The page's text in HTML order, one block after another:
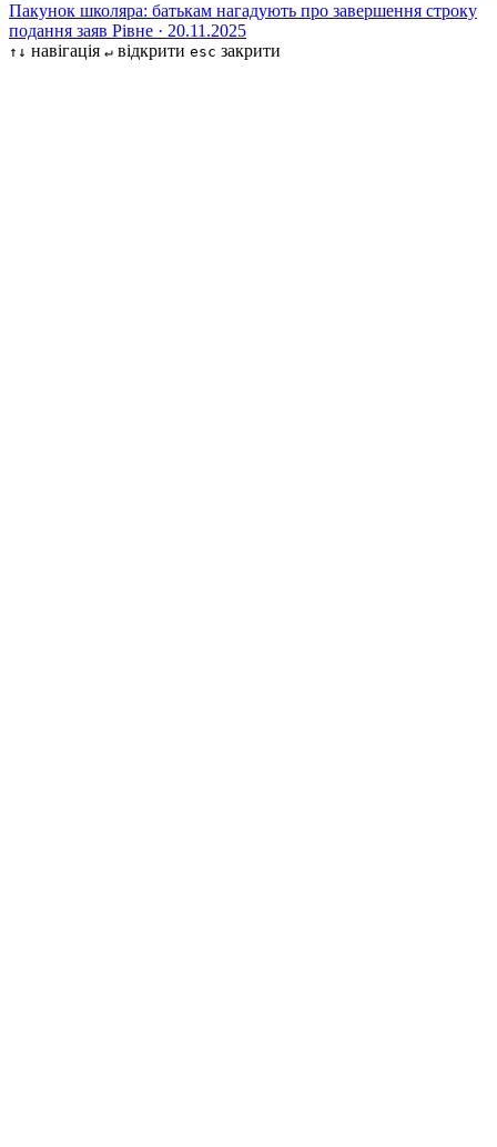
Пакунок школяра: батькам нагадують про завершення строку
подання заяв Рівне · 20.11.2025
↑↓ навігація ↵ відкрити esc закрити